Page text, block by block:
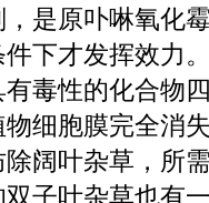
是原卟啉氧化
下才发挥效力
毒性的化合物
细胞膜完全消
阔叶杂草，所
子叶杂草也有